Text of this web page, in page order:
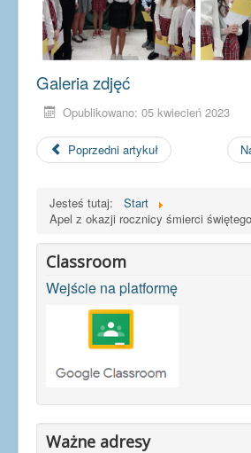
Galeria zdjęć
Opublikowano: 05 kwiecień 2023
Poprzedni artykuł
Jesteś tutaj:
Start
Apel z okazji rocznicy śmierci
Classroom
Wejście na platformę
Ważne adresy